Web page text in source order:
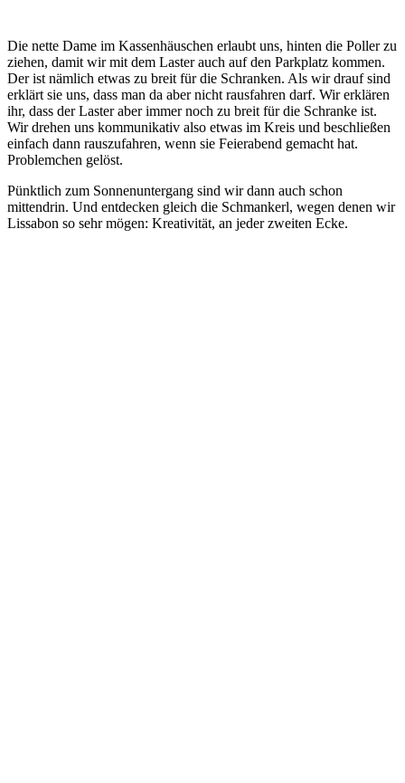
Die nette Dame im Kassenhäuschen erlaubt uns, hinten die Poller zu
ziehen, damit wir mit dem Laster auch auf den Parkplatz kommen.
Der ist nämlich etwas zu breit für die Schranken. Als wir drauf sind
erklärt sie uns, dass man da aber nicht rausfahren darf. Wir erklären
ihr, dass der Laster aber immer noch zu breit für die Schranke ist.
Wir drehen uns kommunikativ also etwas im Kreis und beschließen
einfach dann rauszufahren, wenn sie Feierabend gemacht hat.
Problemchen gelöst.
Pünktlich zum Sonnenuntergang sind wir dann auch schon
mittendrin. Und entdecken gleich die Schmankerl, wegen denen wir
Lissabon so sehr mögen: Kreativität, an jeder zweiten Ecke.